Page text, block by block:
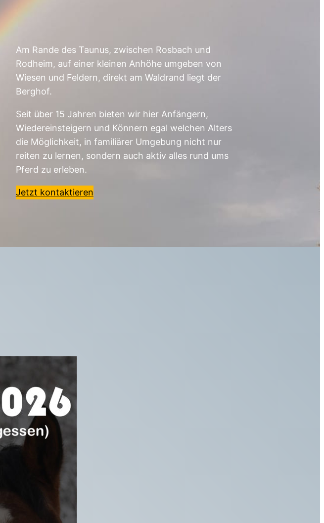
Am Rande des Taunus, zwischen Rosbach und
Rodheim, auf einer kleinen Anhöhe umgeben von
Wiesen und Feldern, direkt am Waldrand liegt der
Berghof.
Seit über 15 Jahren bieten wir hier Anfängern,
Wiedereinsteigern und Könnern egal welchen Alters
die Möglichkeit, in familiärer Umgebung nicht nur
reiten zu lernen, sondern auch aktiv alles rund ums
Pferd zu erleben.
Jetzt kontaktieren